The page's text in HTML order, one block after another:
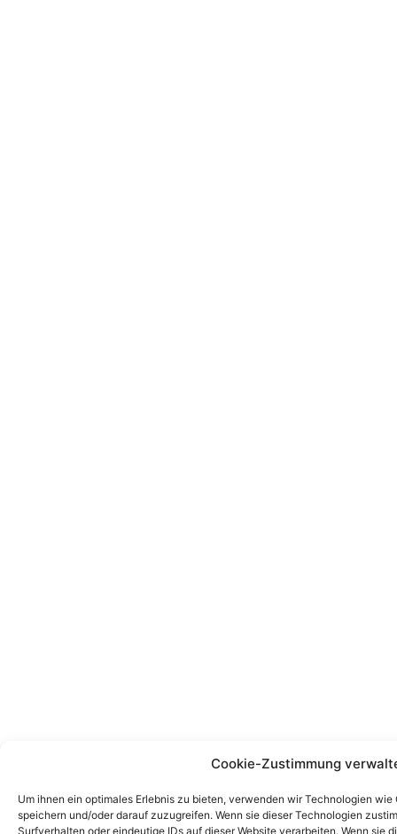
Cookie-Zustimmung
Um ihnen ein optimales Erlebnis zu bieten, verwenden wir Technologien
speichern und/oder darauf zuzugreifen. Wenn sie dieser Technologien
Surfverhalten oder eindeutige IDs auf dieser Website verarbeiten. Wenn sie